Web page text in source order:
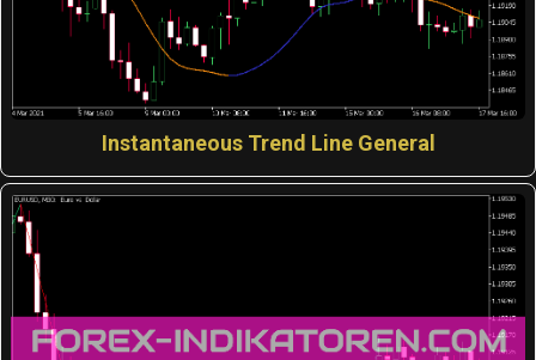
Instantaneous Trend Line General